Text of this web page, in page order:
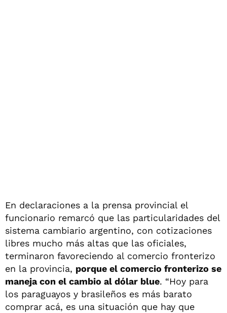
En declaraciones a la prensa provincial el
funcionario remarcó que las particularidades del
sistema cambiario argentino, con cotizaciones
libres mucho más altas que las oficiales,
terminaron favoreciendo al comercio fronterizo
en la provincia, porque el comercio fronterizo se
maneja con el cambio al dólar blue. “Hoy para
los paraguayos y brasileños es más barato
comprar acá, es una situación que hay que